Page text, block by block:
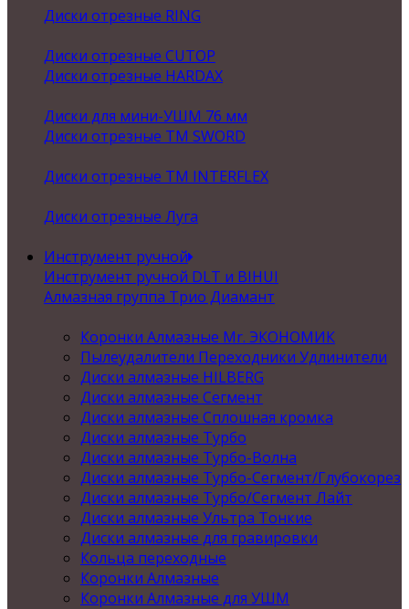
Диски отрезные RING
Диски отрезные CUTOP
Диски отрезные HARDAX
Диски для мини-УШМ 76 мм
Диски отрезные ТМ SWORD
Диски отрезные ТМ INTERFLEX
Диски отрезные Луга
Инструмент ручной
Инструмент ручной DLT и BIHUI
Алмазная группа Трио Диамант
Коронки Алмазные Mr. ЭКОНОМИК
Пылеудалители Переходники Удлинители
Диски алмазные HILBERG
Диски алмазные Сегмент
Диски алмазные Сплошная кромка
Диски алмазные Турбо
Диски алмазные Турбо-Волна
Диски алмазные Турбо-Сегмент/Глубокорез
Диски алмазные Турбо/Сегмент Лайт
Диски алмазные Ультра Тонкие
Диски алмазные для гравировки
Кольца переходные
Коронки Алмазные
Коронки Алмазные для УШМ